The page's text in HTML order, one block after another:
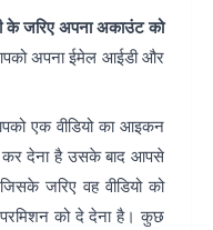
के जरिए अपना अकाउंट को
अपना ईमेल आईडी और
एक वीडियो का आइकन
कर देना है उसके बाद आपसे
जरिए वह वीडियो को
को दे देना है। कुछ